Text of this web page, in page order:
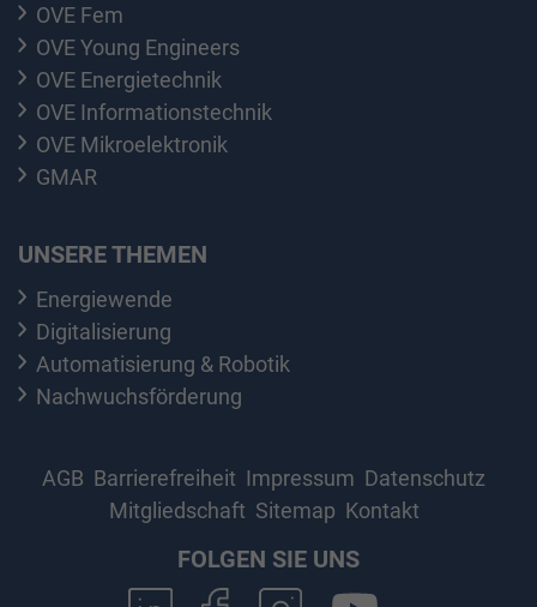
OVE Fem
OVE Young Engineers
OVE Energietechnik
OVE Informationstechnik
OVE Mikroelektronik
GMAR
UNSERE THEMEN
Energiewende
Digitalisierung
Automatisierung & Robotik
Nachwuchsförderung
AGB Barrierefreiheit Impressum Datenschutz
Mitgliedschaft Sitemap Kontakt
FOLGEN SIE UNS